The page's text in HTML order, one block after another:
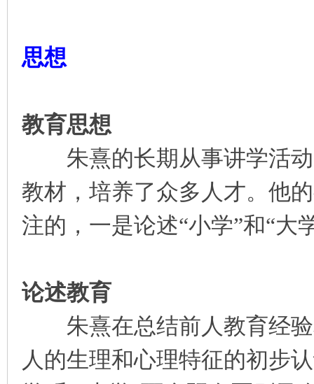
思想
教育思想
朱熹的长期从事讲学活动
教材，培养了众多人才。他
注的，一是论述“小学”和“大
论述教育
朱熹在总结前人教育经验
人的生理和心理特征的初步